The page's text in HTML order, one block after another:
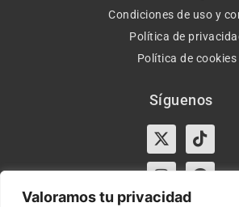
Valoramos tu privacidad
Condiciones de uso y
Política de
Política de cookies
Síguenos
X-
twitter
Tiktok
Instagram